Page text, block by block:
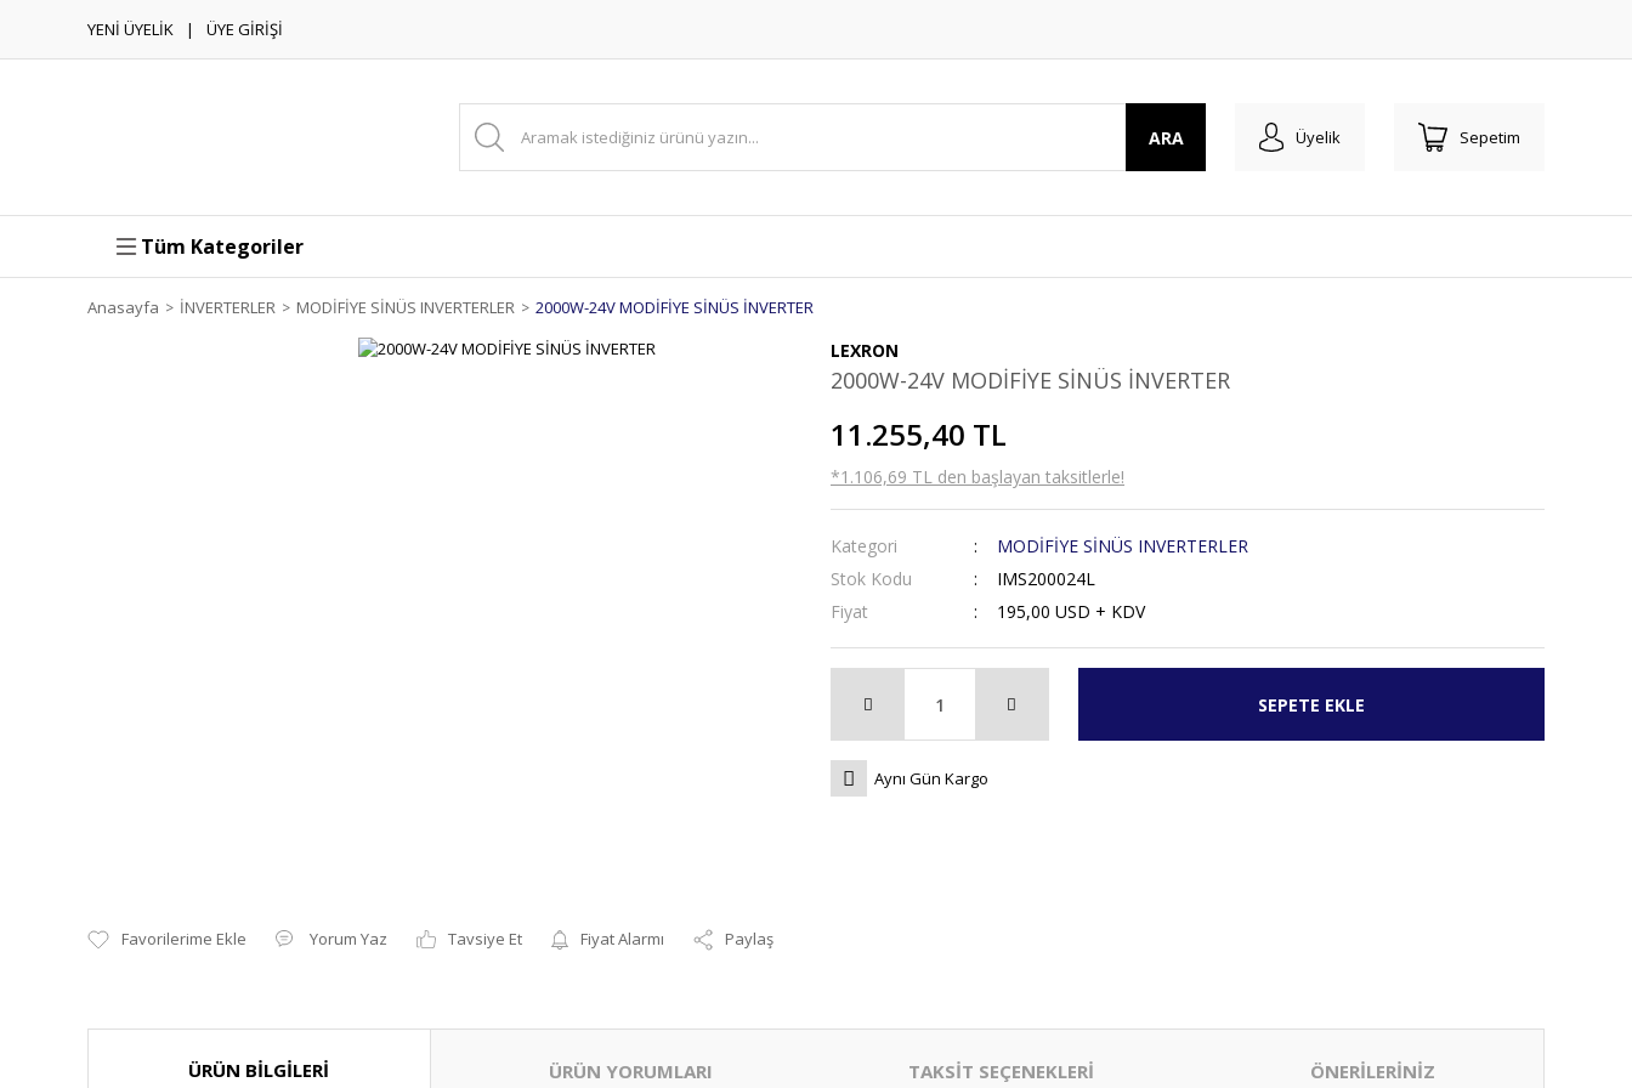
YENİ ÜYELİK ÜYE GİRİŞİ
ARA Üyelik Sepetim
Tüm Kategoriler
Anasayfa İNVERTERLER MODİFİYE SİNÜS INVERTERLER 2000W-24V MODİFİYE SİNÜS İNVERTER
Yorum Yaz Tavsiye Et Fiyat Alarmı Paylaş
LEXRON
2000W-24V MODİFİYE SİNÜS İNVERTER
11.255,40 TL
*1.106,69 TL den başlayan taksitlerle!
Kategori
MODİFİYE SİNÜS INVERTERLER
Stok Kodu
IMS200024L
Fiyat
195,00 USD + KDV
SEPETE EKLE
Aynı Gün Kargo
ÜRÜN BİLGİLERİ ÜRÜN YORUMLARI TAKSİT SEÇENEKLERİ ÖNERİLERİNİZ